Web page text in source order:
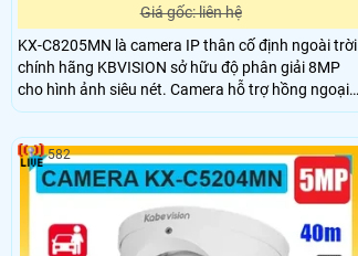
Giá gốc: liên hệ
KX-C8205MN là camera IP thân cố định ngoài trời
chính hãng KBVISION sở hữu độ phân giải 8MP
cho hình ảnh siêu nét. Camera hỗ trợ hồng ngoại
ban đêm lên đến 60m, có khe cắm thẻ nhớ tối đa
256GB, tính năng phân biệt người và xe, cấp
nguồn qua POE. Với thiết kế vỏ kim loại chắc chắn
đạt chuẩn chống nước IP67, KX-C8205MN là lựa
chọn giá rẻ, bền bỉ và hiệu quả cho mọi công trình.
582